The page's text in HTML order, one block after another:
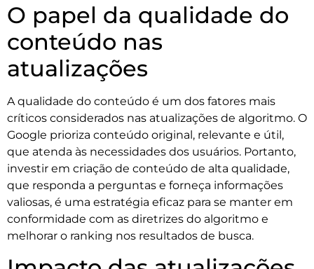
O papel da qualidade do
conteúdo nas
atualizações
A qualidade do conteúdo é um dos fatores mais
críticos considerados nas atualizações de algoritmo. O
Google prioriza conteúdo original, relevante e útil,
que atenda às necessidades dos usuários. Portanto,
investir em criação de conteúdo de alta qualidade,
que responda a perguntas e forneça informações
valiosas, é uma estratégia eficaz para se manter em
conformidade com as diretrizes do algoritmo e
melhorar o ranking nos resultados de busca.